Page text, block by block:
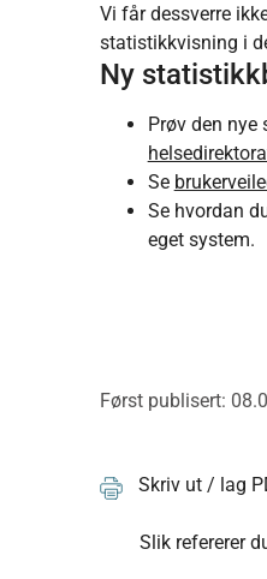
Vi får dessverre
statistikkvisning i
Ny
Prøv den
Se
Se hvordan
eget system.
Først publisert:
Skriv ut / lag
Slik refererer